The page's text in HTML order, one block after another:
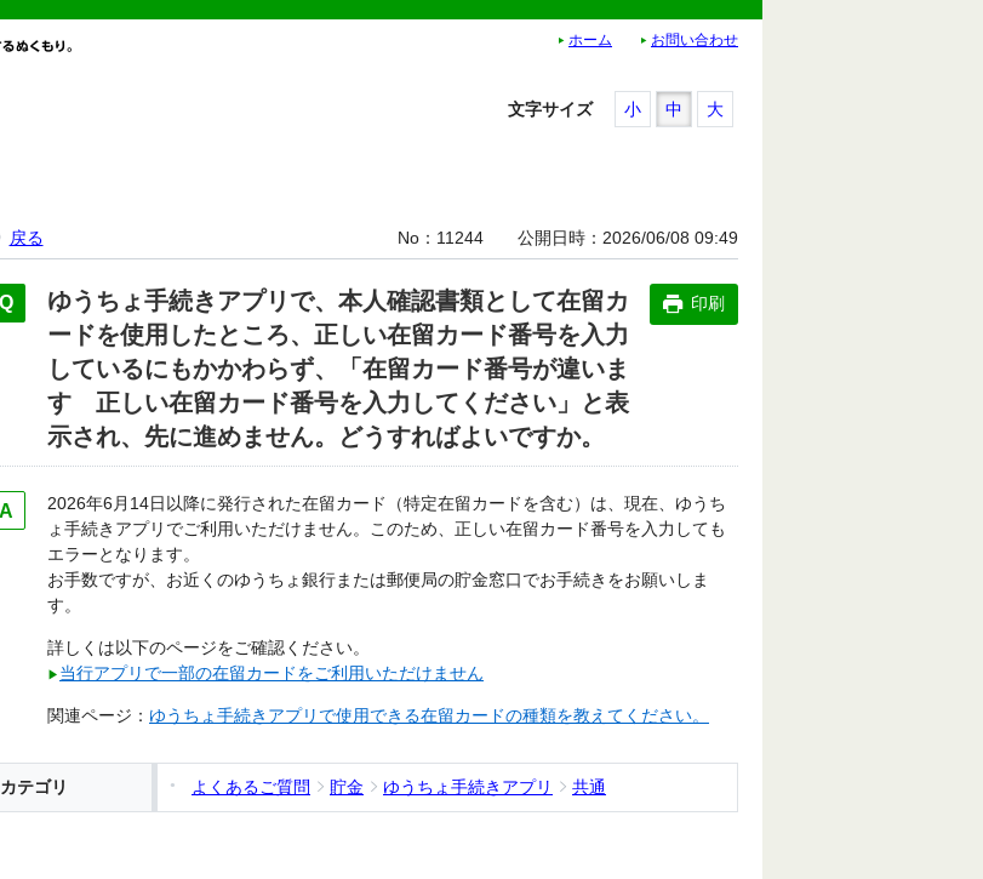
ホーム お問い合わせ
文字サイズ 小 中 大
戻る No 11244 公開日時 2026/06/08 09:49
ゆうちょ手続きアプリで、本人確認書類として在留カ
ードを使用したところ、正しい在留カード番号を入力
しているにもかかわらず、「在留カード番号が違いま
す 正しい在留カード番号を入力してください」と表
示され、先に進めません。どうすればよいですか。
印刷
2026年6月14日以降に発行された在留カード（特定在留カードを含む）は、現在、ゆうち
ょ手続きアプリでご利用いただけません。このため、正しい在留カード番号を入力しても
エラーとなります。
お手数ですが、お近くのゆうちょ銀行または郵便局の貯金窓口でお手続きをお願いしま
す。
詳しくは以下のページをご確認ください。
▶ 当行アプリで一部の在留カードをご利用いただけません
関連ページ： ゆうちょ手続きアプリで使用できる在留カードの種類を教えてください。
カテゴリ よくあるご質問 貯金 ゆうちょ手続きアプリ 共通